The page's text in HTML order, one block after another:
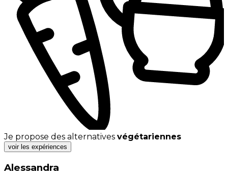
Je propose des alternatives végétariennes
voir les expériences
Alessandra